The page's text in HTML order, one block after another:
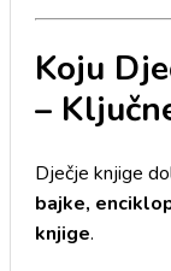
Koju
–
Dječje knjige
bajke,
knjige.